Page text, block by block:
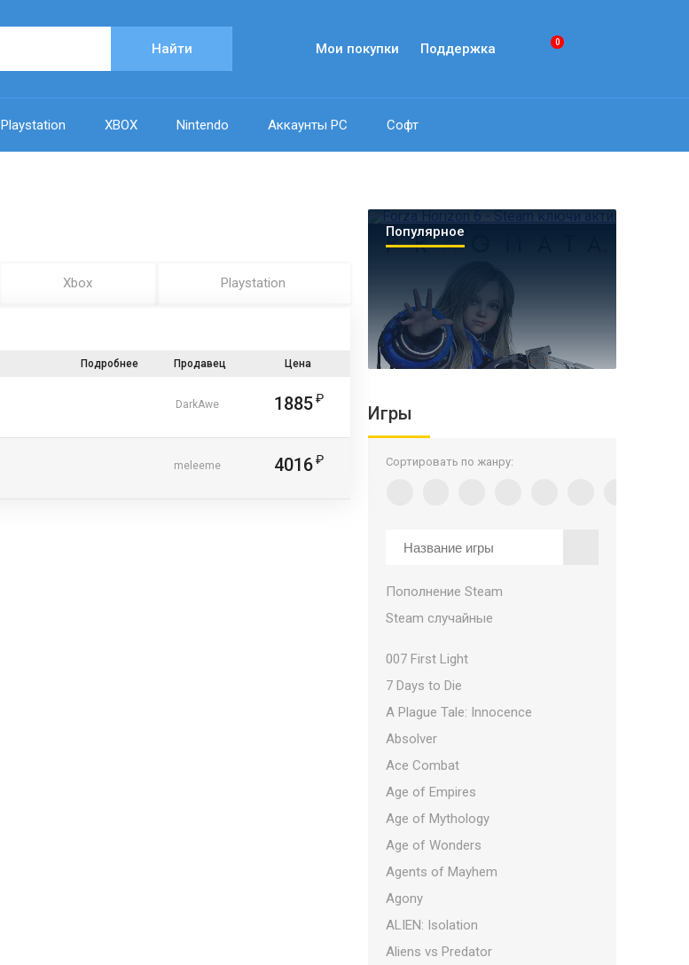
Найти Мои покупки Поддержка 0
Playstation XBOX Nintendo Аккаунты PC Софт
Популярное
Игры
Сортировать по жанру:
Пополнение Steam
Steam случайные
007 First Light
7 Days to Die
A Plague Tale: Innocence
Absolver
Ace Combat
Age of Empires
Age of Mythology
Age of Wonders
Agents of Mayhem
Agony
ALIEN: Isolation
Aliens vs Predator
Xbox Playstation
Подробнее Продавец Цена
DarkAwe 1885
meleeme 4016